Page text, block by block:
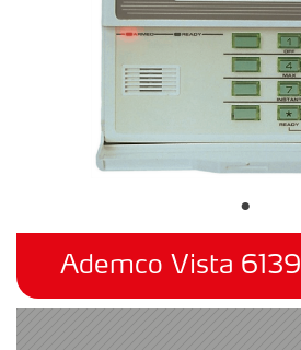
Ademco Vista 6139